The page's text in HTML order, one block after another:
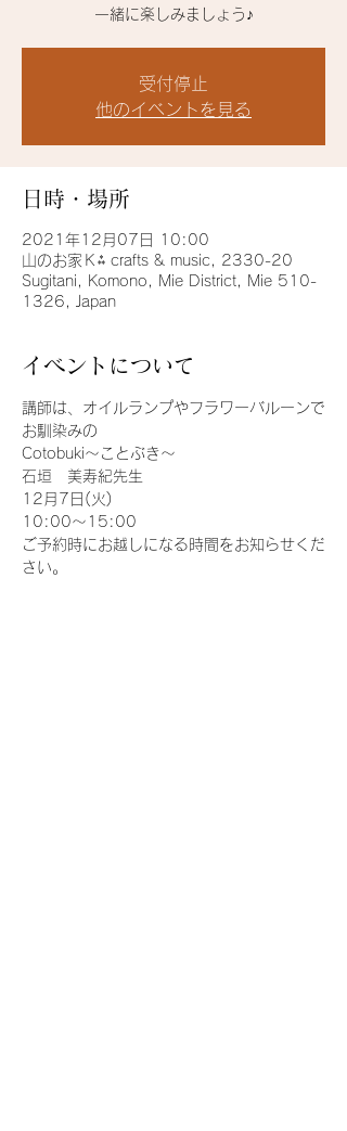
一緒に楽しみましょう♪
受付停止
他のイベントを見る
日時・場所
2021年12月07日 10:00
山のお家Ｋ⁂ crafts & music, 2330-20
Sugitani, Komono, Mie District, Mie 510-
1326, Japan
イベントについて
講師は、オイルランプやフラワーバルーンで
お馴染みの
Cotobuki〜ことぶき〜
石垣　美寿紀先生
12月7日(火)
10:00〜15:00
ご予約時にお越しになる時間をお知らせくだ
さい。